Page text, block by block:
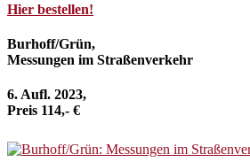
Hier bestellen!
Burhoff/Grün,
Messungen im Straßenverkehr
6. Aufl. 2023,
Preis 114,- €